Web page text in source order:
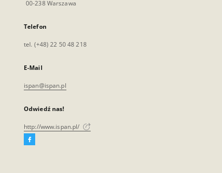
00-238 Warszawa
Telefon
tel. (+48) 22 50 48 218
E-Mail
ispan@ispan.pl
Odwiedź nas!
http://www.ispan.pl/
Facebook